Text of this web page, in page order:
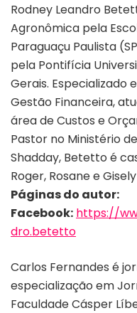
Rodney Leandro
Agronômica pela
Paraguaçu Paulista
pela Pontifícia
Gerais. Especializado
Gestão Financeira,
área de Custos e
Pastor no Ministério
Shadday, Betetto é
Roger, Rosane e
Páginas do autor:
Facebook: https://
dro.betetto
Carlos Fernandes é
especialização em
Faculdade Cásper